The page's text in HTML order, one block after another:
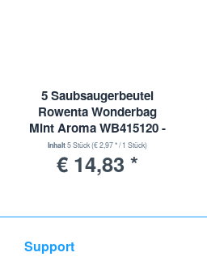
5 Saubsaugerbeutel
Rowenta Wonderbag
Mint Aroma WB415120 -
WB 415120
Inhalt5 Stück(€ 2,97 * / 1 Stück)
€ 14,83 *
Support